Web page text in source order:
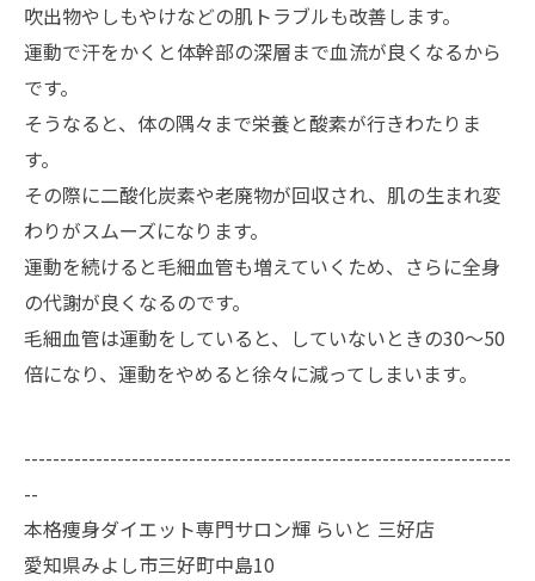
吹出物やしもやけなどの肌トラブルも改善します。
運動で汗をかくと体幹部の深層まで血流が良くなるから
です。
そうなると、体の隅々まで栄養と酸素が行きわたりま
す。
その際に二酸化炭素や老廃物が回収され、肌の生まれ変
わりがスムーズになります。
運動を続けると毛細血管も増えていくため、さらに全身
の代謝が良くなるのです。
毛細血管は運動をしていると、していないときの30～50
倍になり、運動をやめると徐々に減ってしまいます。
--------------------------------------------------------------------
--
本格痩身ダイエット専門サロン輝 らいと 三好店
愛知県みよし市三好町中島10